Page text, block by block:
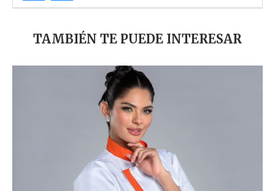
TAMBIÉN TE PUEDE INTERESAR